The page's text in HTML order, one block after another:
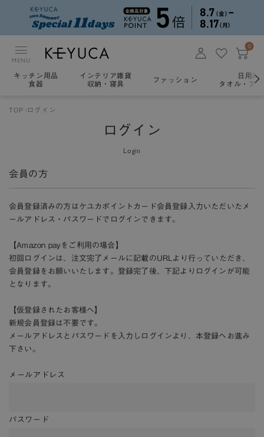
MENU
0
キッチン用品
食器
インテリア雑貨
収納・寝具
ファッション
日用雑
タオル・ア
TOP ログイン
ログイン
Login
会員の方
会員登録済みの方はケユカポイントカード会員登録入力いただいたメ
ールアドレス・パスワードでログインできます。
【Amazon payをご利用の場合】
初回ログインは、注文完了メールに記載のURLより行っていただき、
会員登録をお願いいたします。登録完了後、下記よりログインが可能
となります。
【仮登録されたお客様へ】
新規会員登録は不要です。
メールアドレスとパスワードを入力しログインより、本登録へお進み
下さい。
メールアドレス
パスワード